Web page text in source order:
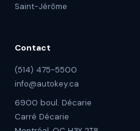
Saint-Jérôme
Contact
(514) 475-5500
info@autokey.ca
6900 boul. Décarie
Carré Décarie